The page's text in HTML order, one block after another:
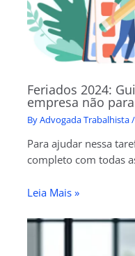
Feriados 2024:
empresa não
ByAdvogada Trabalhista
Para ajudar nessa
completo com todas
Leia Mais »